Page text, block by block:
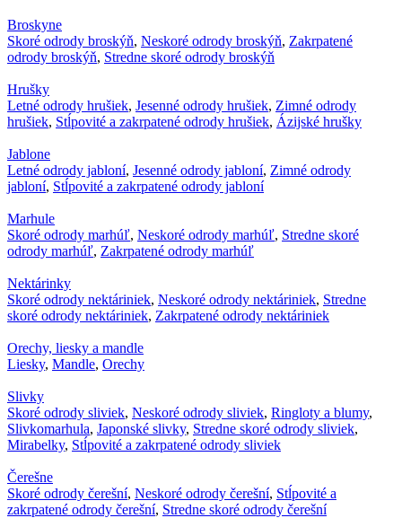
Broskyne
Skoré odrody broskýň, Neskoré odrody broskýň, Zakrpatené
odrody broskýň, Stredne skoré odrody broskýň
Hrušky
Letné odrody hrušiek, Jesenné odrody hrušiek, Zimné odrody
hrušiek, Stĺpovité a zakrpatené odrody hrušiek, Ázijské hrušky
Jablone
Letné odrody jabloní, Jesenné odrody jabloní, Zimné odrody
jabloní, Stĺpovité a zakrpatené odrody jabloní
Marhule
Skoré odrody marhúľ, Neskoré odrody marhúľ, Stredne skoré
odrody marhúľ, Zakrpatené odrody marhúľ
Nektárinky
Skoré odrody nektáriniek, Neskoré odrody nektáriniek, Stredne
skoré odrody nektáriniek, Zakrpatené odrody nektáriniek
Orechy, liesky a mandle
Liesky, Mandle, Orechy
Slivky
Skoré odrody sliviek, Neskoré odrody sliviek, Ringloty a blumy,
Slivkomarhula, Japonské slivky, Stredne skoré odrody sliviek,
Mirabelky, Stĺpovité a zakrpatené odrody sliviek
Čerešne
Skoré odrody čerešní, Neskoré odrody čerešní, Stĺpovité a
zakrpatené odrody čerešní, Stredne skoré odrody čerešní